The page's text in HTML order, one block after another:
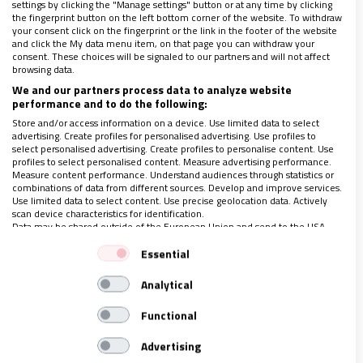
El evento lo dinamizará también uncoro de 150
personas entre los más de 1.000 que se han
inscrito.Todos ellos estarán dirigidos por Alejandro
Obregón, acompañado por la Orquesta de la JMJ,
constituida hace 15 años.
Para el música tinerfeño, la preparación de este
evento ha sido“un momento precioso y, a la vez,
difícil,porque es muy poco tiempo para un acto de
esta magnitud, pero hemos contado con la buena
forma gratuita, y en un mes en el que podrían tener
conciertos en otros lugares”.
Sobre la selección de los artistas, Cebrián ha
aclarado que“la búsqueda de los artistas no se ha
settings by clicking the "Manage settings" button or at any time by clicking
the fingerprint button on the left bottom corner of the website. To withdraw
your consent click on the fingerprint or the link in the footer of the website
and click the My data menu item, on that page you can withdraw your
consent. These choices will be signaled to our partners and will not affect
browsing data.
We and our partners process data to analyze website
performance and to do the following:
Store and/or access information on a device. Use limited data to select
advertising. Create profiles for personalised advertising. Use profiles to
select personalised advertising. Create profiles to personalise content. Use
profiles to select personalised content. Measure advertising performance.
Measure content performance. Understand audiences through statistics or
combinations of data from different sources. Develop and improve services.
Use limited data to select content. Use precise geolocation data. Actively
scan device characteristics for identification.
Data may be shared outside of the European Union and send to the USA.
Your consent and the cookie policy applies solely to this website/app.
View Partner List (1 IAB Vendors)
We use your data for the following purposes:
IAB processing purposes:
Essential
Analytical
Functional
Advertising